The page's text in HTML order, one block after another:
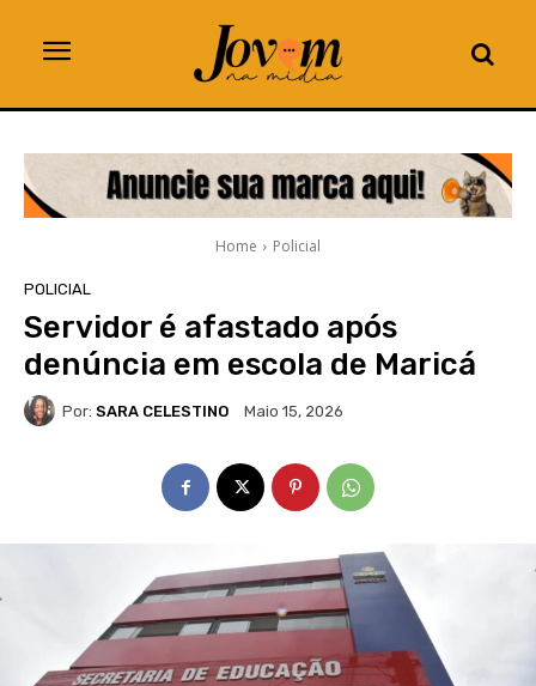
Home Policial
POLICIAL
Servidor é afastado após
denúncia em escola de Maricá
Por: SARA CELESTINO Maio 15, 2026